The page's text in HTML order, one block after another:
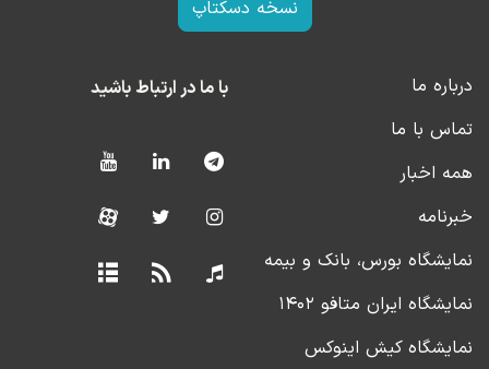
نسخه دسکتاپ
درباره ما
تماس با ما
همه اخبار
خبرنامه
نمایشگاه بورس، بانک و بیمه
نمایشگاه ایران متافو ۱۴۰۲
نمایشگاه کیش اینوکس
با ما در ارتباط باشید